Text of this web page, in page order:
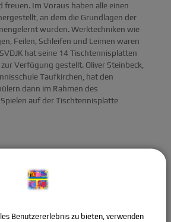
freuen. Im Voraus haben alle einen
an dem die Grundlagen der
wurden. Werktechniken wie
Feilen, Schleifen und Leimen waren
hat seine 14 Tischtennisplatten
Verfügung gestellt. Oliver Steinbeck,
Taufkirchen, hat den
dann im Rahmen des
auf der Tischtennisplatte
Benutzererlebnis zu bieten, verwenden